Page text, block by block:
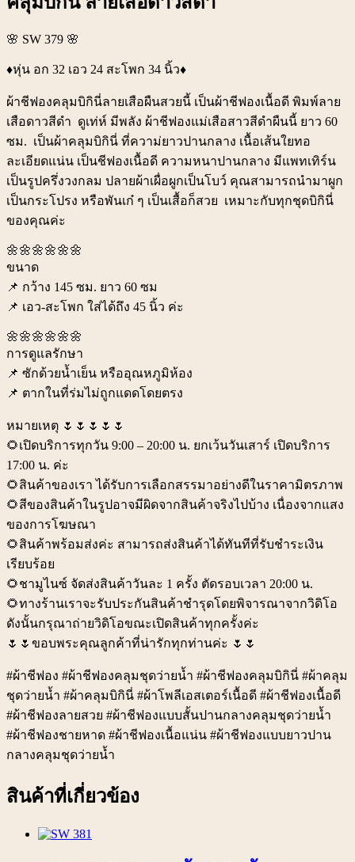
🌸 SW 379 🌸
♦️หุ่น อก 32 เอว 24 สะโพก 34 นิ้ว♦️
ผ้าชีฟองคลุมบิกินี่ลายเสือผืนสวยนี้ เป็นผ้าชีฟองเนื้อดี พิมพ์ลาย
เสือดาวสีดำ ดูเท่ห์ มีพลัง ผ้าชีฟองแม่เสือสาวสีดำผืนนี้ ยาว 60
ซม. เป็นผ้าคลุมบิกินี่ ที่ความ่ยาวปานกลาง เนื้อเส้นใยทอ
ละเอียดแน่น เป็นชีฟองเนื้อดี ความหนาปานกลาง มีแพทเทิร์น
เป็นรูปครึ่งวงกลม ปลายผ้าเผื่อผูกเป็นโบว์ คุณสามารถนำมาผูก
เป็นกระโปรง หรือพันเก๋ ๆ เป็นเสื้อก็สวย เหมาะกับทุกชุดบิกินี่
ของคุณค่ะ
🌼🌼🌼🌼🌼🌼
ขนาด
📌 กว้าง 145 ซม. ยาว 60 ซม
📌 เอว-สะโพก ใส่ได้ถึง 45 นิ้ว ค่ะ
🌼🌼🌼🌼🌼🌼
การดูแลรักษา
📌 ซักด้วยน้ำเย็น หรืออุณหภูมิห้อง
📌 ตากในที่ร่มไม่ถูกแดดโดยตรง
หมายเหตุ 🌷🌷🌷🌷🌷
🌻เปิดบริการทุกวัน 9:00 – 20:00 น. ยกเว้นวันเสาร์ เปิดบริการ
17:00 น. ค่ะ
🌻สินค้าของเรา ได้รับการเลือกสรรมาอย่างดีในราคามิตรภาพ
🌻สีของสินค้าในรูปอาจมีผิดจากสินค้าจริงไปบ้าง เนื่องจากแสง
ของการโฆษณา
🌻สินค้าพร้อมส่งค่ะ สามารถส่งสินค้าได้ทันทีที่รับชำระเงิน
เรียบร้อย
🌻ชามูไนซ์ จัดส่งสินค้าวันละ 1 ครั้ง ตัดรอบเวลา 20:00 น.
🌻ทางร้านเราจะรับประกันสินค้าชำรุดโดยพิจารณาจากวิดิโอ
ดังนั้นกรุณาถ่ายวิดิโอขณะเปิดสินค้าทุกครั้งค่ะ
🌷🌷ขอบพระคุณลูกค้าที่น่ารักทุกท่านค่ะ 🌷🌷
#ผ้าชีฟอง #ผ้าชีฟองคลุมชุดว่ายน้ำ #ผ้าชีฟองคลุมบิกินี่ #ผ้าคลุม
ชุดว่ายน้ำ #ผ้าคลุมบิกินี่ #ผ้าโพลีเอสเตอร์เนื้อดี #ผ้าชีฟองเนื้อดี
#ผ้าชีฟองลายสวย #ผ้าชีฟองแบบสั้นปานกลางคลุมชุดว่ายน้ำ
#ผ้าชีฟองชายหาด #ผ้าชีฟองเนื้อแน่น #ผ้าชีฟองแบบยาวปาน
กลางคลุมชุดว่ายน้ำ
สินค้าที่เกี่ยวข้อง